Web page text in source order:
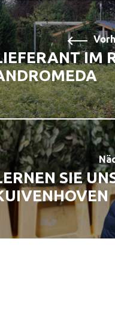
IM
SIE